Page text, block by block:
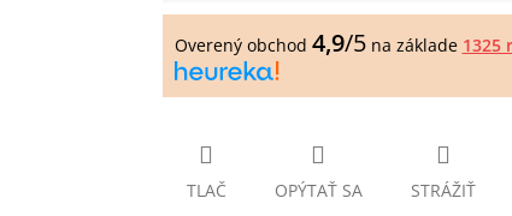
TLAČ OPÝTAŤ SA STRÁŽIŤ
cena:
Overený obchod 4,9/5na základe 1325